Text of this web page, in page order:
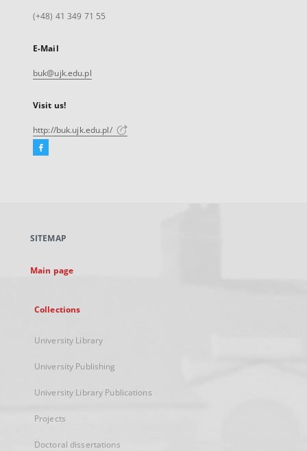
(+48) 41 349 71 55
E-Mail
buk@ujk.edu.pl
Visit us!
http://buk.ujk.edu.pl/
Facebook
new
SITEMAP
Main page
Collections
University Library
University Publishing
University Library Publications
Projects
Doctoral dissertations